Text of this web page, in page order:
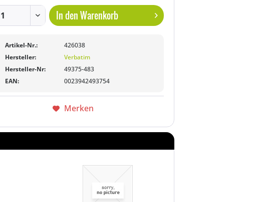
In denWarenkorb
Artikel-Nr.:
426038
Hersteller:
Verbatim
Hersteller-Nr:
49375-483
EAN:
0023942493754
Merken